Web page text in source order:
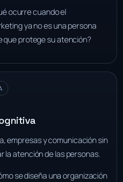
ocurre cuando el
ya no es una persona
que protege su atención?
empresas y comunicación sin
la atención de las personas.
se diseña una organización